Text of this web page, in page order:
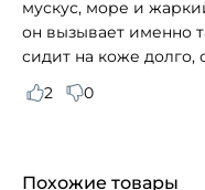
мускус, море и
он вызывает именно
сидит на коже
2
0
Похожие товары